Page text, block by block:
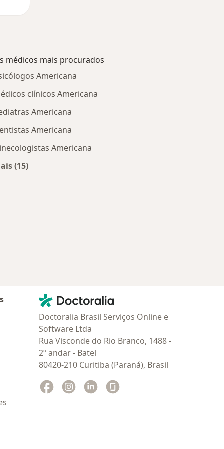
médicos mais procurados
Americana
clínicos Americana
Americana
Americana
Americana
(15)
Contato
Doctoralia - Homepage
Doctoralia Brasil Serviços Online e
Software Ltda
Rua Visconde do Rio Branco, 1488 -
2º andar - Batel
80420-210 Curitiba (Paraná), Brasil
Facebook
abre num novo separador
Instagram
abre num novo separador
Linkedin
abre num novo separador